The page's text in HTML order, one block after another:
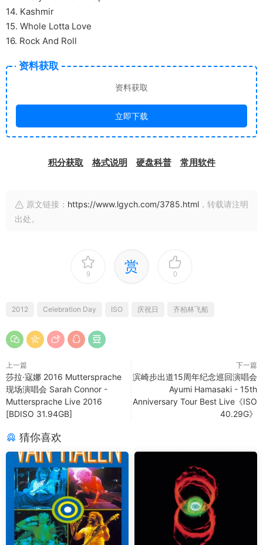
14. Kashmir
15. Whole Lotta Love
16. Rock And Roll
资料获取
资料获取
立即下载
积分获取 格式说明 硬盘科普 常用软件
原文链接： https://www.lgych.com/3785.html ，转载请注明
出处。
9 赏 0
2012 Celebration Day ISO 庆祝日 齐柏林飞船
上一篇
莎拉·寇娜 2016 Muttersprache
现场演唱会 Sarah Connor -
Muttersprache Live 2016
[BDISO 31.94GB]
下一篇
滨崎步出道15周年纪念巡回演唱会
Ayumi Hamasaki - 15th
Anniversary Tour Best Live《ISO
40.29G》
猜你喜欢